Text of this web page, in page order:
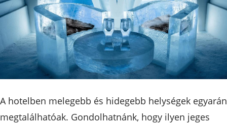
A hotelben melegebb és hidegebb helységek
megtalálhatóak. Gondolhatnánk, hogy ilyen jeges